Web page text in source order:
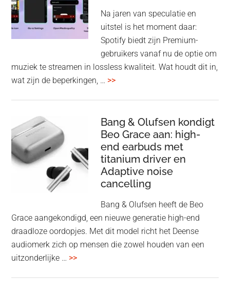
Na jaren van speculatie en
uitstel is het moment daar:
Spotify biedt zijn Premium-
gebruikers vanaf nu de optie om
muziek te streamen in lossless kwaliteit. Wat houdt dit in,
wat zijn de beperkingen, … >>overSpotify
nu
ook
in
‘lossless’
kwaliteit
Bang & Olufsen kondigt
Beo Grace aan: high-
end earbuds met
titanium driver en
Adaptive noise
cancelling
Bang & Olufsen heeft de Beo
Grace aangekondigd, een nieuwe generatie high-end
draadloze oordopjes. Met dit model richt het Deense
audiomerk zich op mensen die zowel houden van een
uitzonderlijke … >>overBang